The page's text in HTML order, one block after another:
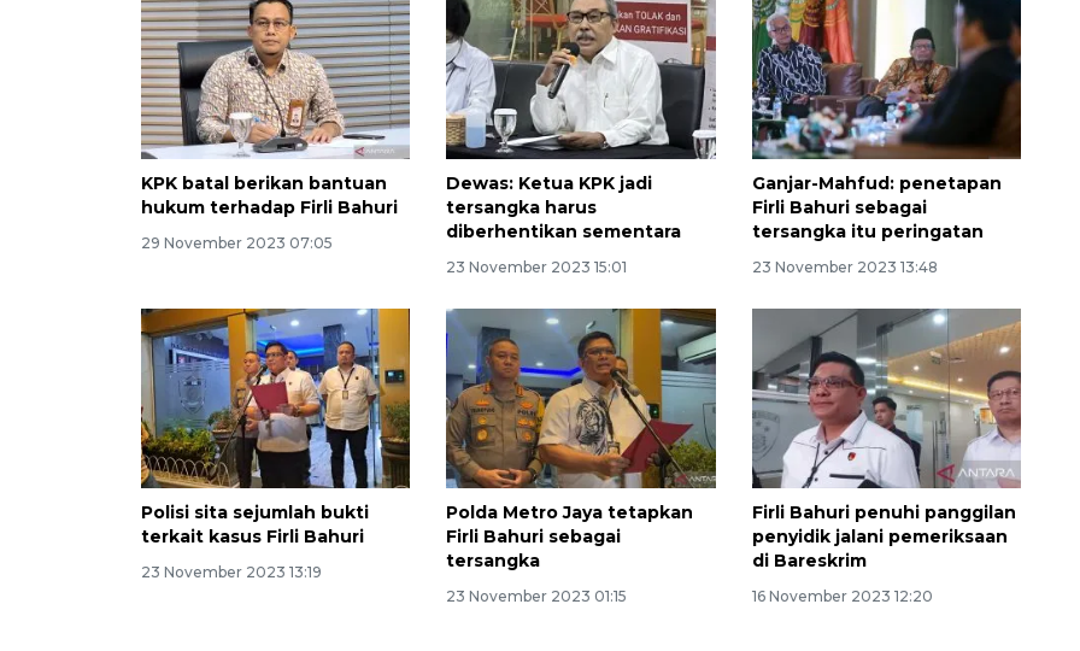
KPK batal berikan bantuan
hukum terhadap Firli Bahuri
29 November 2023 07:05
Dewas: Ketua KPK jadi
tersangka harus
diberhentikan sementara
23 November 2023 15:01
Ganjar-Mahfud: penetapan
Firli Bahuri sebagai
tersangka itu peringatan
23 November 2023 13:48
Polisi sita sejumlah bukti
terkait kasus Firli Bahuri
23 November 2023 13:19
Polda Metro Jaya tetapkan
Firli Bahuri sebagai
tersangka
23 November 2023 01:15
Firli Bahuri penuhi panggilan
penyidik jalani pemeriksaan
di Bareskrim
16 November 2023 12:20